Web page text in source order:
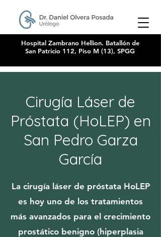
Hospital Zambrano Hellion. Batallón de
San Patricio 112, Piso M (13), SPGG
Cirugía Láser de
Próstata (HoLEP) en
San Pedro Garza
García
La cirugía láser de próstata HoLEP
es hoy uno de los tratamientos
más avanzados para el crecimiento
prostático benigno (hiperplasia